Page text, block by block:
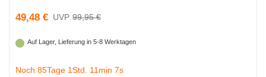
49,48 € 99,95 €
Auf Lager, Lieferung in 5-8 Werktagen
Noch 85Tage 1Std. 11min 7s